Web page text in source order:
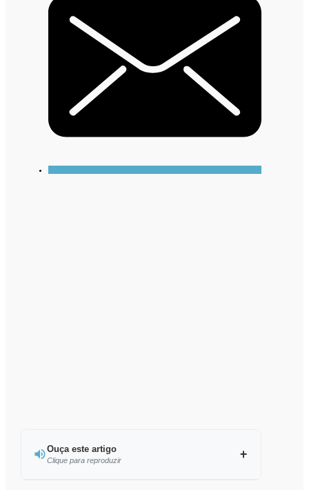
Ouça este artigo
Clique para reproduzir